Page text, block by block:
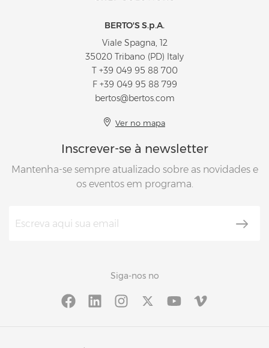
BERTO'S S.p.A.
Viale Spagna, 12
35020 Tribano (PD) Italy
T +39 049 95 88 700
F +39 049 95 88 799
bertos@bertos.com
Ver no mapa
Inscrever-se à newsletter
Mantenha-se sempre atualizado sobre as novidades e
os eventos em programa.
Siga-nos no